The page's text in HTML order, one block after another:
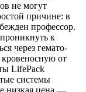
не могут
причине: в
профес­сор.
к
через гемато-
кровеносную от
LifePack
системы